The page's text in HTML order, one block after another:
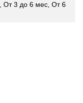
От 3 до 6 мес От 6